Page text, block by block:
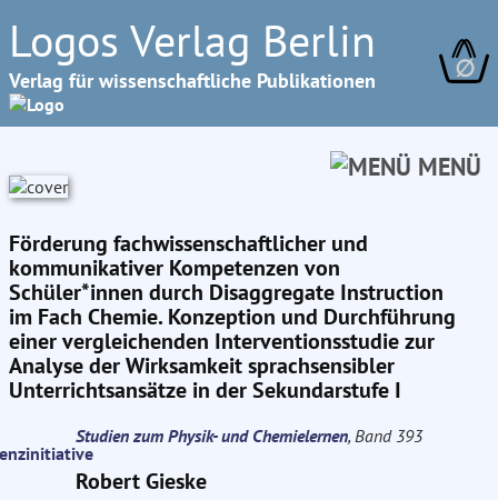
Logos Verlag Berlin
Verlag für wissenschaftliche Publikationen ∅
MENÜ
Förderung fachwissenschaftlicher und
kommunikativer Kompetenzen von
Schüler*innen durch Disaggregate Instruction
im Fach Chemie. Konzeption und Durchführung
einer vergleichenden Interventionsstudie zur
Analyse der Wirksamkeit sprachsensibler
Unterrichtsansätze in der Sekundarstufe I
Studien zum Physik- und Chemielernen, Band 393
Robert Gieske